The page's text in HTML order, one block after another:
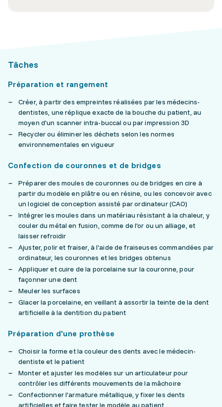
Tâches
Préparation et rangement
Créer, à partir des empreintes réalisées par les médecins-
dentistes, une réplique exacte de la bouche du patient, au
moyen d'un scanner intra-buccal ou par impression 3D
Recycler ou éliminer les déchets selon les normes
environnementales en vigueur
Confection de couronnes et de bridges
Préparer des moules de couronnes ou de bridges en cire à
partir du modèle en plâtre ou en résine, ou les concevoir avec
un logiciel de conception assisté par ordinateur (CAO)
Intégrer les moules dans un matériau résistant à la chaleur, y
couler du métal en fusion, comme de l'or ou un alliage, et
laisser refroidir
Ajuster, polir et fraiser, à l'aide de fraiseuses commandées par
ordinateur, les couronnes et les bridges obtenus
Appliquer et cuire de la porcelaine sur la couronne, pour
façonner une dent
Meuler les surfaces
Glacer la porcelaine, en veillant à assortir la teinte de la dent
artificielle à la dentition du patient
Préparation d'une prothèse
Choisir la forme et la couleur des dents avec le médecin-
dentiste et le patient
Monter et ajuster les modèles sur un articulateur pour
contrôler les différents mouvements de la mâchoire
Confectionner l'armature métallique, y fixer les dents